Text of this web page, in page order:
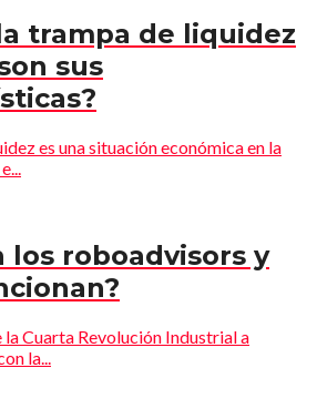
trampa de liquidez
sus
es una situación económica en la
los roboadvisors y
la Cuarta Revolución Industrial a
la...